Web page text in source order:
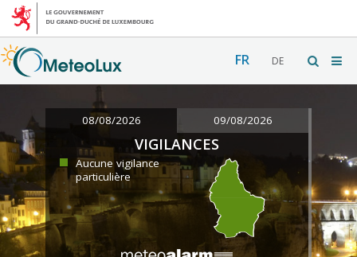
FR DE
08/08/2026 09/08/2026
VIGILANCES
Aucune vigilance
particulière